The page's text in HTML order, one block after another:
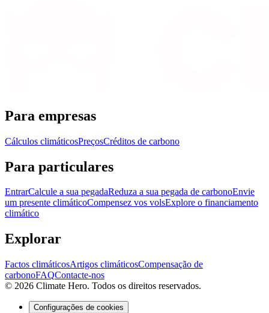
Para empresas
Cálculos climáticosPreçosCréditos de carbono
Para particulares
EntrarCalcule a sua pegadaReduza a sua pegada de carbonoEnvie
um presente climáticoCompensez vos volsExplore o financiamento
climático
Explorar
Factos climáticosArtigos climáticosCompensação de
carbonoFAQContacte-nos
© 2026 Climate Hero. Todos os direitos reservados.
Configurações de cookies